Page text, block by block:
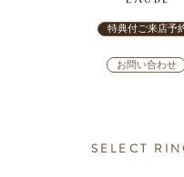
特典付ご来店予
お問い合わせ
SELECT